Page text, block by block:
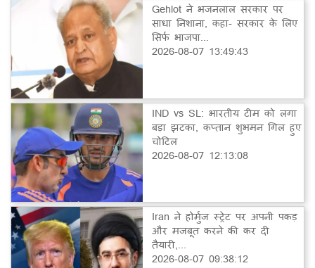
Gehlot ने भजनलाल सरकार पर
साधा निशाना, कहा- सरकार के लिए
सिर्फ भाजपा...
2026-08-07 13:49:43
IND vs SL: भारतीय टीम को लगा
बड़ा झटका, कप्तान शुभमन गिल हुए
चोटिल
2026-08-07 12:13:08
Iran ने होर्मुज स्ट्रेट पर अपनी पकड़
और मजबूत करने की कर दी
तैयारी,...
2026-08-07 09:38:12